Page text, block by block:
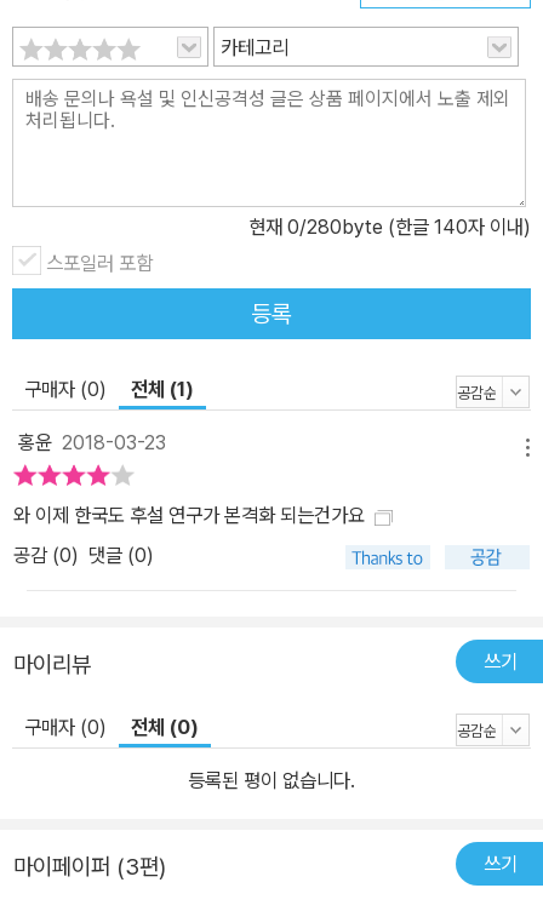
학』까지 16년 동안의 모습은, 1차 세계대전으로 많은 제자들이 희생
되었을 뿐 아니라 전쟁이라는 시대의 극한적인 상황 때문에 전혀 알
려질 수 없었다. 그 결과 부단히 발전을 거듭해 나간 후설 현상학의 총
체적 모습보다 그때그때 발표된 저술을 통해 ‘의식(이성)을 강조한 관
가되었다. 후설은 『논리 연구』 1권에서 논리법칙이 심리적 사실에 근
거한 심리법칙이기 때문에 논리학은 심리학의 한 분과라고 주장하는
심리학주의는 객관적 진리 자체를 주관적 의식체험으로 해소시키는
회의적 상대주의에 빠질 뿐이라고 철저히 비판함으로써 객관주의자
적인 객관적 논리학주의도 비판했다. 그리고 다음 해 출간된 2권에서
다양한 의식체험을 분석함으로써 의식의 본질구조가 지향성임을 밝
혀냈다. 하지만 이러한 의식분석을 순수논리학보다는 체험심리학이
나 인지심리학의 고유한 관심사로 간주한 동시대인들은 후설이 소박
한 자연적 태도에 머물렀기 때문에 경험이 발생하는 사실이 아니라
객관적으로 타당할 수 있는 권리를 해명하고자 주관성으로 되돌아가
묻는 선험적(반성적) 태도의 작업을 심리학주의로 후퇴한 것, 심지어
과 그는 간단히 주관주의자로 각인되었다. 그러나 동일한 제목 아래
일관된 문제의식을 다룬 두 책의 초고는 이미 1898년경 완성되어 있
었다. 따라서 동시에 또는 적어도 같은 해 출간되었다면, 처음부터 후
설현상학은 ‘객관주의인지 주관주의인지’ 하는 논란조차 일어나지 않
았을 것이다. 결국 후설현상학 전체를 시종일관 이끌어 가는 얼개이
심리학주의 비판과 궁극적 근원을 부단히 되돌아가 묻는 선험적 태도
에서 의식에 대한 지향적 분석이다. 이번에 『논리 연구』 1권과 2권을
카테고리
현재 0/280byte (한글 140자 이내)
스포일러 포함
등록
구매자 (0) 전체 (1)
홍윤 2018-03-23
와 이제 한국도 후설 연구가 본격화 되는건가요
공감 (0) 댓글 (0)
마이리뷰 쓰기
구매자 (0) 전체 (0)
등록된 평이 없습니다.
마이페이퍼 (3편) 쓰기